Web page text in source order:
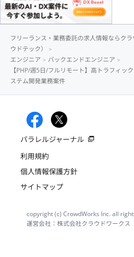
フリーランス・業務委託の求人情報ならク
ウドテック）
エンジニア
バックエンドエンジニア
【PHP/週5日/フルリモート】高トラフィッ
ステム開発業務案件
パラレルジャーナル
利用規約
個人情報保護方針
サイトマップ
copyright (c) CrowdWorks Inc. all
運営会社：株式会社クラウドワークス